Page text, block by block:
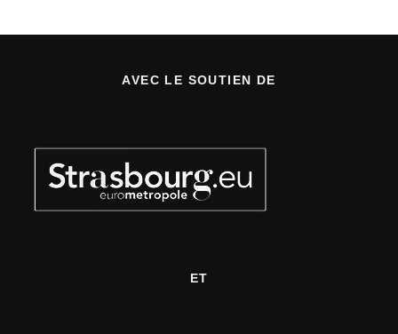
AVEC LE SOUTIEN DE
ET